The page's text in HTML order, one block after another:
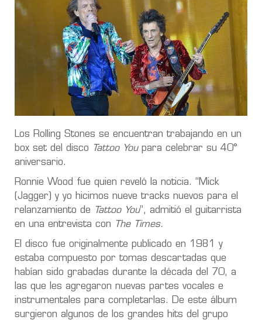
Los Rolling Stones se encuentran trabajando en un
box set del disco
Tattoo Youpara celebrar su 40°
aniversario.
Ronnie Wood fue quien reveló la noticia. “Mick
(Jagger) y yo hicimos nueve tracks nuevos para el
relanzamiento de
Tattoo You”, admitió el guitarrista
en una entrevista con The Times.
El disco fue originalmente publicado en 1981 y
estaba compuesto por tomas descartadas que
habían sido grabadas durante la década del 70, a
las que les agregaron nuevas partes vocales e
instrumentales para completarlas. De este álbum
surgieron algunos de los grandes hits del grupo